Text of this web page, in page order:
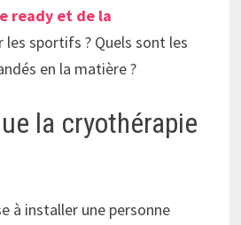
ready et de la
les sportifs ? Quels sont les
en la matière ?
la cryothérapie
à installer une personne